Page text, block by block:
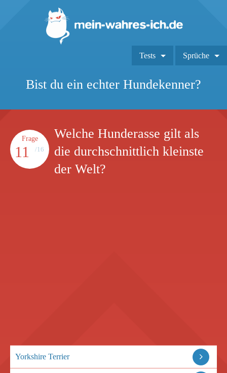
Tests Sprüche
Bist du ein echter Hundekenner?
Frage
11 /16
Welche Hunderasse gilt als
die durchschnittlich kleinste
der Welt?
Yorkshire Terrier